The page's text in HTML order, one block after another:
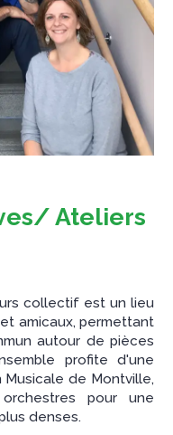
Ateliers
collectif est un lieu
amicaux, permettant
autour de pièces
profite d'une
de Montville,
pour une
denses.